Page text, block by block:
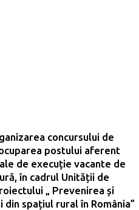
concursului de
postului aferent
de execuție vacante de
în cadrul Unității de
„ Prevenirea și
spațiul rural în România”